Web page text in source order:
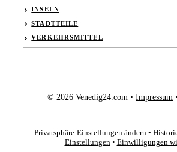
INSELN
STADTTEILE
VERKEHRSMITTEL
© 2026 Venedig24.com • Impressum •
Privatsphäre-Einstellungen ändern •
Einstellungen • Einwilligungen